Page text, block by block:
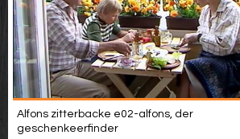
Alfons zitterbacke e02-alfons, der
geschenkeerfinder